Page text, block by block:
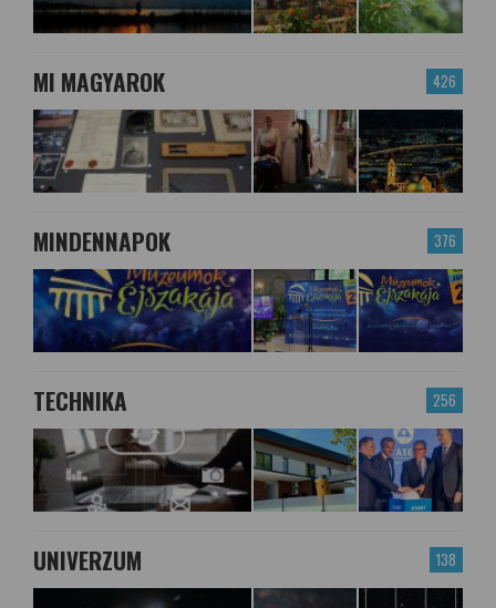
426
MI MAGYAROK
376
MINDENNAPOK
256
TECHNIKA
138
UNIVERZUM